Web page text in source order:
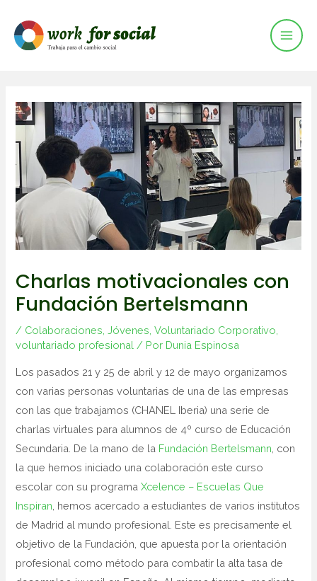
contenido
Charlas motivacionales con
Fundación Bertelsmann
/ Colaboraciones ,Jóvenes ,Voluntariado Corporativo
voluntariado profesional / Por Dunia Espinosa
Los pasados 21 y 25 de abril y 12 de mayo organizamos
con varias personas voluntarias de una de las empresas
con las que trabajamos (CHANEL Iberia) una serie de
charlas virtuales para alumnos de 4º curso de Educación
Secundaria. De la mano de la Fundación Bertelsmann , con
la que hemos iniciado una colaboración este curso
escolar con su programaXcelence – Escuelas Que
Inspiran , hemos acercado a estudiantes de varios institutos
de Madrid al mundo profesional. Este es precisamente el
objetivo de la Fundación, que apuesta por la orientación
profesional como método para combatir la alta tasa de